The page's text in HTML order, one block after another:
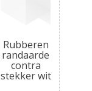
Rubberen
randaarde
contra
stekker wit